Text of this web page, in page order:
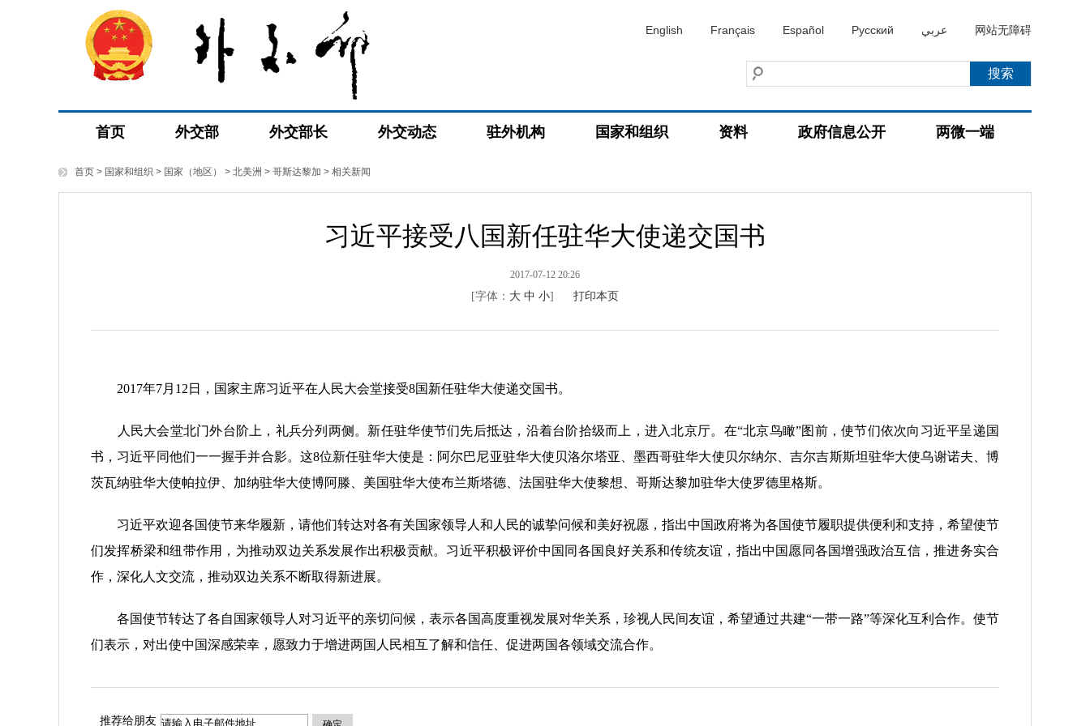
English Français Español Русский عربي 网站无障碍
首页 外交部 外交部长 外交动态 驻外机构 国家和组织 资料 政府信息公开 两微一端
首页 > 国家和组织 > 国家（地区） > 北美洲 > 哥斯达黎加 > 相关新闻
习近平接受八国新任驻华大使递交国书
2017-07-12 20:26
[字体： 大 中 小] 打印本页
2017年7月12日，国家主席习近平在人民大会堂接受8国新任驻华大使递交国书。
人民大会堂北门外台阶上，礼兵分列两侧。新任驻华使节们先后抵达，沿着台阶拾级而上，进入北京厅。在“北京鸟瞰”图前，使节们依次向习近平呈递国
书，习近平同他们一一握手并合影。这8位新任驻华大使是：阿尔巴尼亚驻华大使贝洛尔塔亚、墨西哥驻华大使贝尔纳尔、吉尔吉斯斯坦驻华大使乌谢诺夫、博
茨瓦纳驻华大使帕拉伊、加纳驻华大使博阿滕、美国驻华大使布兰斯塔德、法国驻华大使黎想、哥斯达黎加驻华大使罗德里格斯。
习近平欢迎各国使节来华履新，请他们转达对各有关国家领导人和人民的诚挚问候和美好祝愿，指出中国政府将为各国使节履职提供便利和支持，希望使节
们发挥桥梁和纽带作用，为推动双边关系发展作出积极贡献。习近平积极评价中国同各国良好关系和传统友谊，指出中国愿同各国增强政治互信，推进务实合
作，深化人文交流，推动双边关系不断取得新进展。
各国使节转达了各自国家领导人对习近平的亲切问候，表示各国高度重视发展对华关系，珍视人民间友谊，希望通过共建“一带一路”等深化互利合作。使节
们表示，对出使中国深感荣幸，愿致力于增进两国人民相互了解和信任、促进两国各领域交流合作。
推荐给朋友